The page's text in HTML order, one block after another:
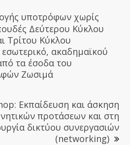
υποτρόφων χωρίς
Δεύτερου Κύκλου
Τρίτου Κύκλου
εσωτερικό, ακαδημαϊκού
τα έσοδα του
Ζωσιμά
Εκπαίδευση και άσκηση
προτάσεων και στη
δικτύου συνεργασιών
(networking)